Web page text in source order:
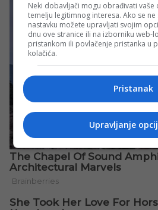
Neki dobavljači mogu obrađivati
temelju legitimnog interesa. Ako se ne
nastavku možete upravljati svojim
dnu ove stranice ili na izborniku web-
pristankom ili povlačenje pristanka u
kolačića.
Pristanak
Upravljanje